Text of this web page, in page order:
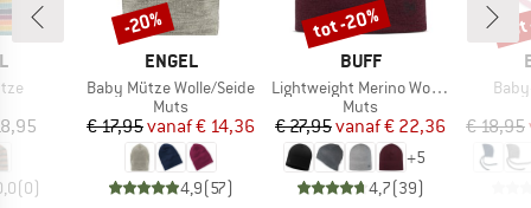
(0)
MERK
ENGEL
Artikel
Baby Mütze Wolle/Seide
Productgroep
Muts
Prijs
€ 17,95 Verlaagde prijs
vanaf€ 14,36
4,9(57)
Korting
-20%
MERK
BUFF
Artikel
Lightweight Merino Wool Hat
Productgroep
Muts
Prijs
€ 27,95 Verlaagde prijs
vanaf€ 22,36
+5
4,7(39)
Korting
tot -20%
€ 18,95